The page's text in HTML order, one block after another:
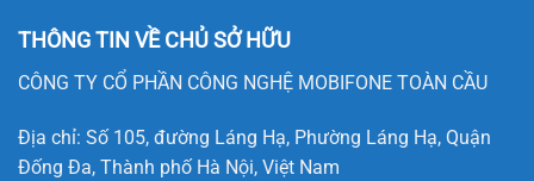
THÔNG TIN VỀ CHỦ SỞ HỮU
CÔNG TY CỔ PHẦN CÔNG NGHỆ MOBIFONE TOÀN CẦU
Địa chỉ: Số 105, đường Láng Hạ, Phường Láng Hạ, Quận
Đống Đa, Thành phố Hà Nội, Việt Nam